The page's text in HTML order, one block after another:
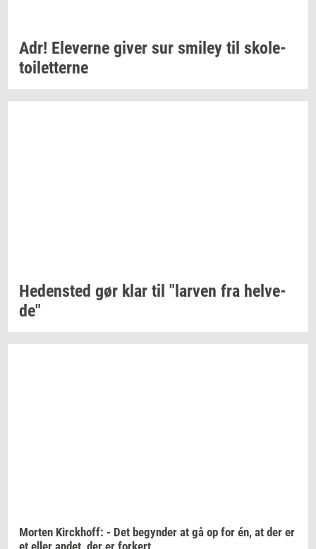
Adr! Ele­ver­ne giver sur smiley til sko­le­
toilet­ter­ne
He­den­sted gør klar til "lar­ven fra hel­ve­
de"
Mor­ten Kirck­hoff: - Det be­gyn­der at gå op for én, at der er